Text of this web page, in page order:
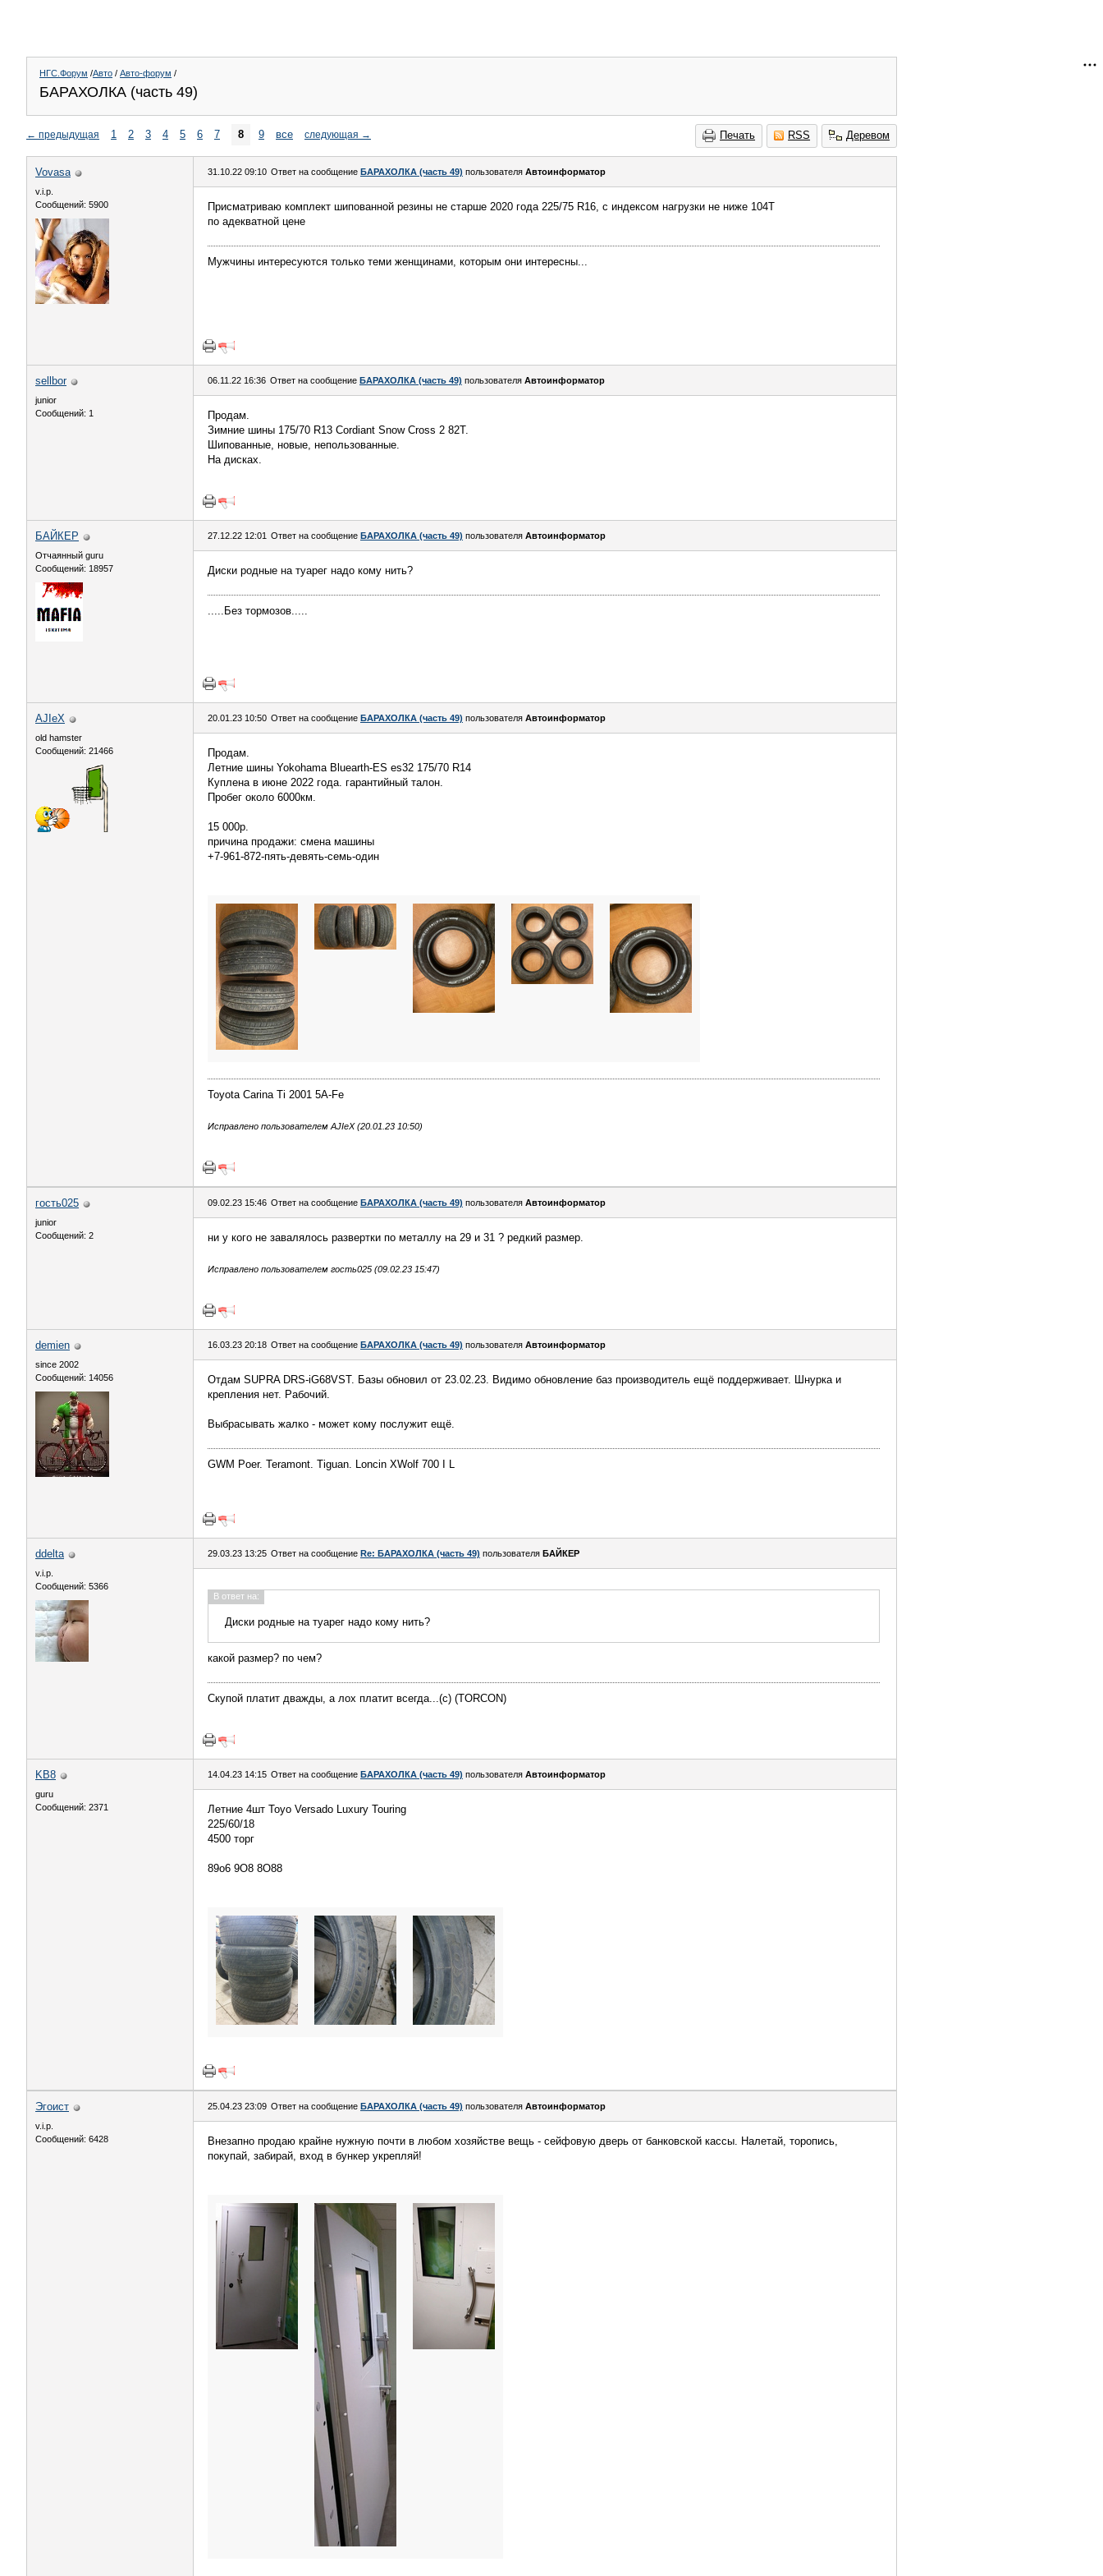
НГС.Форум /Авто / Авто-форум /
БАРАХОЛКА (часть 49)
Печать RSS Деревом
← предыдущая 1 2 3 4 5 6 7 8 9 все следующая →
Vovasa
v.i.p.
Сообщений: 5900
31.10.22 09:10 Ответ на сообщение БАРАХОЛКА (часть 49) пользователя Автоинформатор
Присматриваю комплект шипованной резины не старше 2020 года 225/75 R16, с индексом нагрузки не ниже 104T
по адекватной цене
Мужчины интересуются только теми женщинами, которым они интересны...
sellbor
junior
Сообщений: 1
06.11.22 16:36 Ответ на сообщение БАРАХОЛКА (часть 49) пользователя Автоинформатор
Продам.
Зимние шины 175/70 R13 Cordiant Snow Cross 2 82T.
Шипованные, новые, непользованные.
На дисках.
БАЙКЕР
Отчаянный guru
Сообщений: 18957
27.12.22 12:01 Ответ на сообщение БАРАХОЛКА (часть 49) пользователя Автоинформатор
Диски родные на туарег надо кому нить?
.....Без тормозов.....
AJIeX
old hamster
Сообщений: 21466
20.01.23 10:50 Ответ на сообщение БАРАХОЛКА (часть 49) пользователя Автоинформатор
Продам.
Летние шины Yokohama Bluearth-ES es32 175/70 R14
Куплена в июне 2022 года. гарантийный талон.
Пробег около 6000км.
15 000р.
причина продажи: смена машины
+7-961-872-пять-девять-семь-один
Toyota Carina Ti 2001 5A-Fe
Исправлено пользователем AJIeX (20.01.23 10:50)
гость025
junior
Сообщений: 2
09.02.23 15:46 Ответ на сообщение БАРАХОЛКА (часть 49) пользователя Автоинформатор
ни у кого не завалялось развертки по металлу на 29 и 31 ? редкий размер.
Исправлено пользователем гость025 (09.02.23 15:47)
demien
since 2002
Сообщений: 14056
16.03.23 20:18 Ответ на сообщение БАРАХОЛКА (часть 49) пользователя Автоинформатор
Отдам SUPRA DRS-iG68VST. Базы обновил от 23.02.23. Видимо обновление баз производитель ещё поддерживает. Шнурка и
крепления нет. Рабочий.
Выбрасывать жалко - может кому послужит ещё.
GWM Poer. Teramont. Tiguan. Loncin XWolf 700 I L
ddelta
v.i.p.
Сообщений: 5366
29.03.23 13:25 Ответ на сообщение Re: БАРАХОЛКА (часть 49) пользователя БАЙКЕР
В ответ на:
Диски родные на туарег надо кому нить?
какой размер? по чем?
Скупой платит дважды, а лох платит всегда...(c) (TORCON)
KB8
guru
Сообщений: 2371
14.04.23 14:15 Ответ на сообщение БАРАХОЛКА (часть 49) пользователя Автоинформатор
Летние 4шт Toyo Versado Luxury Touring
225/60/18
4500 торг
89o6 9O8 8O88
Эгоист
v.i.p.
Сообщений: 6428
25.04.23 23:09 Ответ на сообщение БАРАХОЛКА (часть 49) пользователя Автоинформатор
Внезапно продаю крайне нужную почти в любом хозяйстве вещь - сейфовую дверь от банковской кассы. Налетай, торопись,
покупай, забирай, вход в бункер укрепляй!